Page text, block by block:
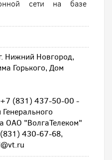
сети на базе
Нижний Новгород,
Горького, Дом
+7 (831) 437-50-00 -
ОАО "ВолгаТелеком"
430-67-68,